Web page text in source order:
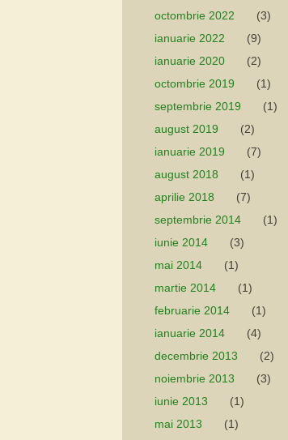
octombrie 2022
(3)
ianuarie 2022
(9)
ianuarie 2020
(2)
octombrie 2019
(1)
septembrie 2019
(1)
august 2019
(2)
ianuarie 2019
(7)
august 2018
(1)
aprilie 2018
(7)
septembrie 2014
(1)
iunie 2014
(3)
mai 2014
(1)
martie 2014
(1)
februarie 2014
(1)
ianuarie 2014
(4)
decembrie 2013
(2)
noiembrie 2013
(3)
iunie 2013
(1)
mai 2013
(1)